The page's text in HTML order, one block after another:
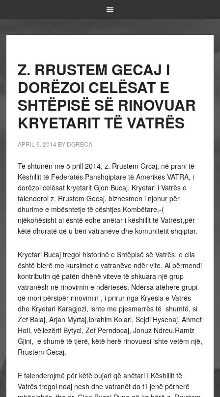
Z. RRUSTEM GECAJ I
DORËZOI CELËSAT E
SHTËPISË SË RINOVUAR
KRYETARIT TË VATRËS
APRIL 6, 2014 BY DGRECA
Të shtunën me 5 prill 2014, z. Rrustem Grcaj, në prani të
Këshillit të Federatës Panshqiptare të Amerikës VATRA, i
dorëzoi celësat kryetarit Gjon Bucaj. Kryetari i Vatrës e
falenderoi z. Rrustem Gecaj, biznesmen i njohur për
dhurime e mbështetje të cështjes Kombëtare,-(
njëkohësisht ai është edhe anëtar i këshillit të Vatrës),për
këtë dhuratë që u bëri vatranëve dhe komunitetit shqiptar.
Kryetari Bucaj tregoi historinë e Shtëpisë së Vatrës, e cila
është blerë me kursimet e vatranëve ndër vite. Ai përmendi
kontributin që patën dhënë viteve të shkuara një grup
vatranësh në rinovimin e ndërtesës. Ndërsa atëhere grupi
që mori përsipër rinovimin , i prirur nga Kryesia e Vatrës
dhe Kryetari Karagjozi, ishte me pjesmarrës të shumtë, si
Zef Balaj, Arjan Myrtaj,Ibrahim Kolari, Sejdi Hysenaj, Ahmet
Hoti, vëllezërit Bytyci, Zef Perndocaj, Jonuz Ndreu,Ramiz
Gjini, e shumë të tjerë, këtë herë rinovuesi ishte vetëm një,
Rrustem Gecaj.
E falenderojmë për këtë bujari që anëtari I Këshillit të
Vatrës tregoi ndaj nesh dhe vatranët do t’I jenë përherë